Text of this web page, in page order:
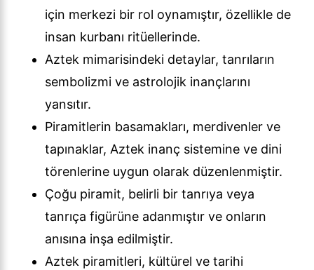
için merkezi bir rol oynamıştır, özellikle de
insan kurbanı ritüellerinde.
Aztek mimarisindeki detaylar, tanrıların
sembolizmi ve astrolojik inançlarını
yansıtır.
Piramitlerin basamakları, merdivenler ve
tapınaklar, Aztek inanç sistemine ve dini
törenlerine uygun olarak düzenlenmiştir.
Çoğu piramit, belirli bir tanrıya veya
tanrıça figürüne adanmıştır ve onların
anısına inşa edilmiştir.
Aztek piramitleri, kültürel ve tarihi